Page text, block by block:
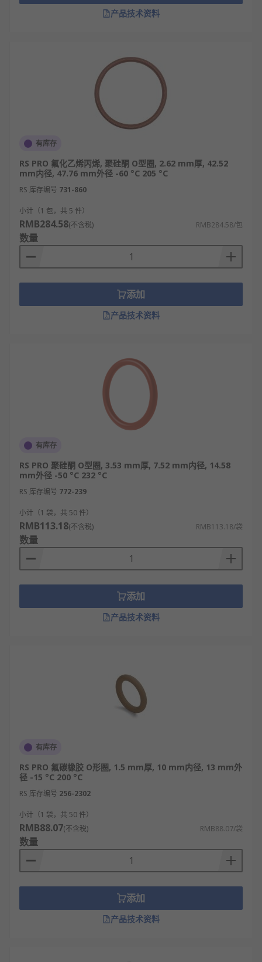
产品技术资料
有库存
RS PRO 氟化乙烯丙烯, 聚硅酮 O型圈, 2.62 mm厚, 42.52
mm内径, 47.76 mm外径 -60 °C 205 °C
RS 库存编号 731-860
小计（1 包，共 5 件）
RMB284.58(不含税) RMB284.58/包
数量
添加
产品技术资料
有库存
RS PRO 聚硅酮 O型圈, 3.53 mm厚, 7.52 mm内径, 14.58
mm外径 -50 °C 232 °C
RS 库存编号 772-239
小计（1 袋，共 50 件）
RMB113.18(不含税) RMB113.18/袋
数量
添加
产品技术资料
有库存
RS PRO 氟碳橡胶 O形圈, 1.5 mm厚, 10 mm内径, 13 mm外
径 -15 °C 200 °C
RS 库存编号 256-2302
小计（1 袋，共 50 件）
RMB88.07(不含税) RMB88.07/袋
数量
添加
产品技术资料